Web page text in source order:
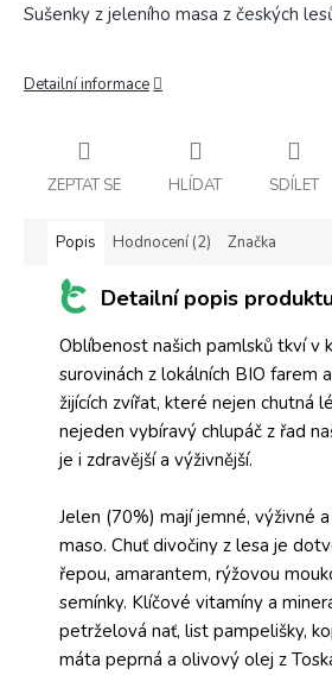
Sušenky z jeleního masa z českých
Detailní informace
ZEPTAT SE HLÍDAT SDÍLET
Popis Hodnocení (2) Značka
Detailní popis
Oblíbenost našich pamlsků tkví v
surovinách z lokálních BIO farem
žijících zvířat, které nejen chutná
nejeden vybíravý chlupáč z řad
je i zdravější a výživnější.
Jelen (70%) mají jemné, výživné
maso. Chuť divočiny z lesa je
řepou, amarantem, rýžovou
semínky. Klíčové vitamíny a
petrželová nať, list pampelišky,
máta peprná a olivový olej z